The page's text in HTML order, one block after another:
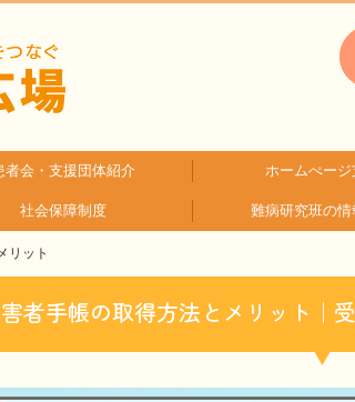
者会・支援団体紹介
疾患別検索
疾患分類検索
ホームぺージ
仮お申込
支援中ホームペ
社会保障制度 難病研究班の情
リット
者手帳の取得方法とメリット｜